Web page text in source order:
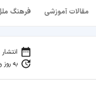
مقالات آموزشی فرهنگ
انتشار
به روز